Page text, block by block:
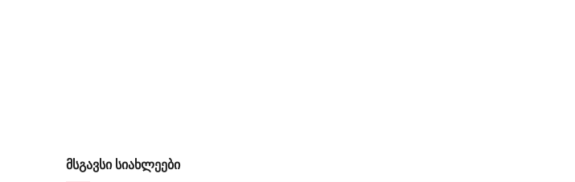
მსგავსი სიახლეები